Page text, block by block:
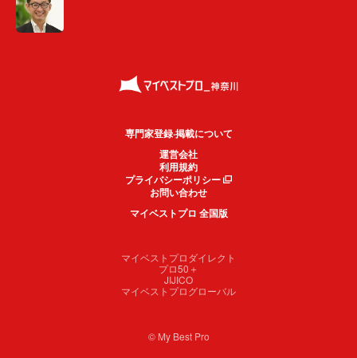
専門家登録·掲載について
運営会社
利用規約
プライバシーポリシー
お問い合わせ
マイベストプロ 全国版
マイベストプロダイレクト
プロ50＋
JIJICO
マイベストプログローバル
© My Best Pro